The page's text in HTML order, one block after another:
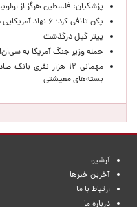
پزشکیان: فلسطین هرگز از
پکن تلافی کرد؛ ۶ نهاد آمریکایی در لیست تحریمهای چین
پیتر گیل درگذشت
حمله وزیر جنگ آمریکا به
مهمانی ۱۲ هزار نفری
بسته‌های معیشتی
آرشیو
آخرین خبرها
ارتباط با ما
درباره ما